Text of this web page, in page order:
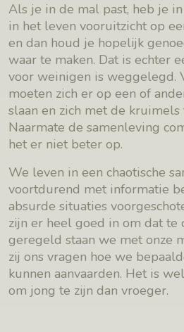
Als je in de mal past, heb je
in het leven vooruitzicht op
en dan houd je hopelijk
waar te maken. Dat is echter
voor weinigen is weggelegd.
moeten zich er op een of
slaan en zich met de
Naarmate de samenleving
het er niet beter op.
We leven in een chaotische
voortdurend met informatie
absurde situaties
zijn er heel goed in om dat te
geregeld staan we met onze
zij ons vragen hoe we
kunnen aanvaarden. Het is
om jong te zijn dan vroeger.